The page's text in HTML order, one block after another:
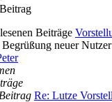
neuer Nutzer
Re: Lutze